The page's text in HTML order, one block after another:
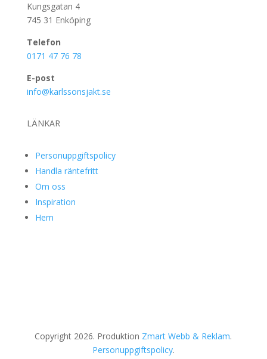
Kungsgatan 4
745 31 Enköping
Telefon
0171 47 76 78
E-post
info@karlssonsjakt.se
LÄNKAR
Personuppgiftspolicy
Handla räntefritt
Om oss
Inspiration
Hem
Copyright 2026. Produktion Zmart Webb & Reklam.
Personuppgiftspolicy.